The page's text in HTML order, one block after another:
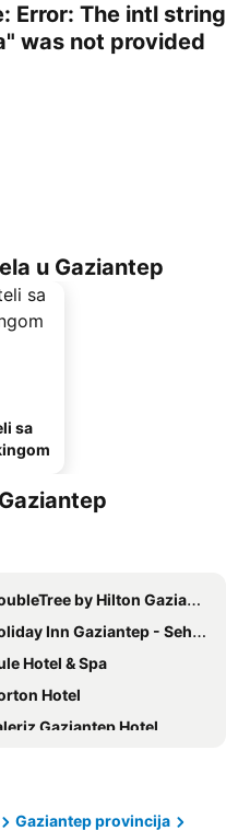
Error: The intl string
was not provided
u Gaziantep
sa
by Hilton Gaziantep
Inn Gaziantep - Sehitkamil By Ihg
Hotel & Spa
Hotel
Gaziantep Hotel
Gaziantep provincija